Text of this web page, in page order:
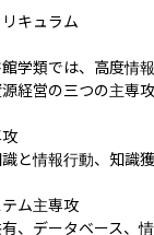
キュラム
学類では、高度情
経営の三つの主専
と情報行動、知識
ム主専攻
、データベース、